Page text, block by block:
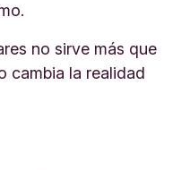
no sirve más que
cambia la realidad